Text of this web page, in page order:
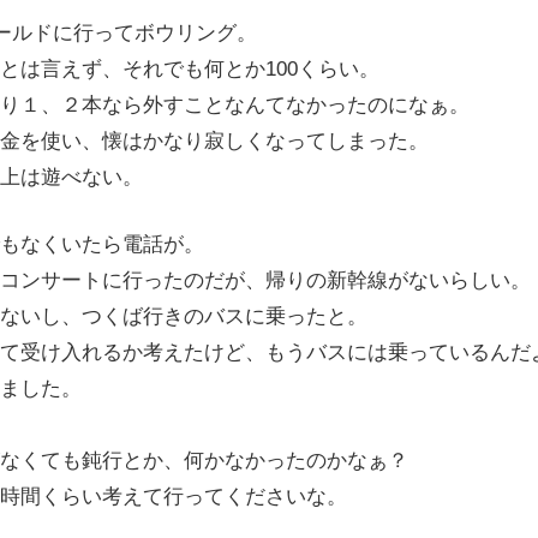
ドに行ってボウリング。
は言えず、それでも何とか100くらい。
１、２本なら外すことなんてなかったのになぁ。
を使い、懐はかなり寂しくなってしまった。
は遊べない。
くいたら電話が。
ンサートに行ったのだが、帰りの新幹線がないらしい。
いし、つくば行きのバスに乗ったと。
受け入れるか考えたけど、もうバスには乗っているんだ
した。
くても鈍行とか、何かなかったのかなぁ？
間くらい考えて行ってくださいな。